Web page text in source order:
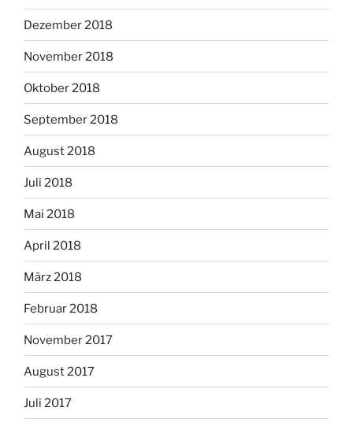
Dezember 2018
November 2018
Oktober 2018
September 2018
August 2018
Juli 2018
Mai 2018
April 2018
März 2018
Februar 2018
November 2017
August 2017
Juli 2017